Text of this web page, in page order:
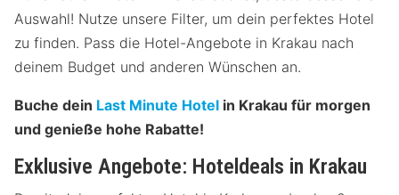
Auswahl! Nutze unsere Filter, um dein perfektes Hotel
zu finden. Pass die Hotel-Angebote in Krakau nach
deinem Budget und anderen Wünschen an.
Buche dein Last Minute Hotel in Krakau für morgen
und genieße hohe Rabatte!
Exklusive Angebote: Hoteldeals in Krakau